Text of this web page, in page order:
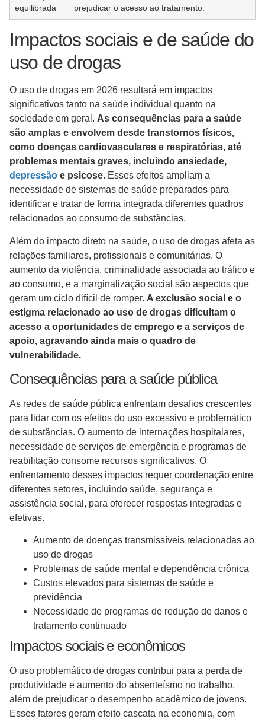
equilibrada
prejudicar o acesso ao tratamento.
Impactos sociais e de saúde do
uso de drogas
O uso de drogas em 2026 resultará em impactos
significativos tanto na saúde individual quanto na
sociedade em geral. As consequências para a saúde
são amplas e envolvem desde transtornos físicos,
como doenças cardiovasculares e respiratórias, até
problemas mentais graves, incluindo ansiedade,
depressão e psicose. Esses efeitos ampliam a
necessidade de sistemas de saúde preparados para
identificar e tratar de forma integrada diferentes quadros
relacionados ao consumo de substâncias.
Além do impacto direto na saúde, o uso de drogas afeta as
relações familiares, profissionais e comunitárias. O
aumento da violência, criminalidade associada ao tráfico e
ao consumo, e a marginalização social são aspectos que
geram um ciclo difícil de romper. A exclusão social e o
estigma relacionado ao uso de drogas dificultam o
acesso a oportunidades de emprego e a serviços de
apoio, agravando ainda mais o quadro de
vulnerabilidade.
Consequências para a saúde pública
As redes de saúde pública enfrentam desafios crescentes
para lidar com os efeitos do uso excessivo e problemático
de substâncias. O aumento de internações hospitalares,
necessidade de serviços de emergência e programas de
reabilitação consome recursos significativos. O
enfrentamento desses impactos requer coordenação entre
diferentes setores, incluindo saúde, segurança e
assistência social, para oferecer respostas integradas e
efetivas.
Aumento de doenças transmissíveis relacionadas ao
uso de drogas
Problemas de saúde mental e dependência crônica
Custos elevados para sistemas de saúde e
previdência
Necessidade de programas de redução de danos e
tratamento continuado
Impactos sociais e econômicos
O uso problemático de drogas contribui para a perda de
produtividade e aumento do absenteísmo no trabalho,
além de prejudicar o desempenho acadêmico de jovens.
Esses fatores geram efeito cascata na economia, com